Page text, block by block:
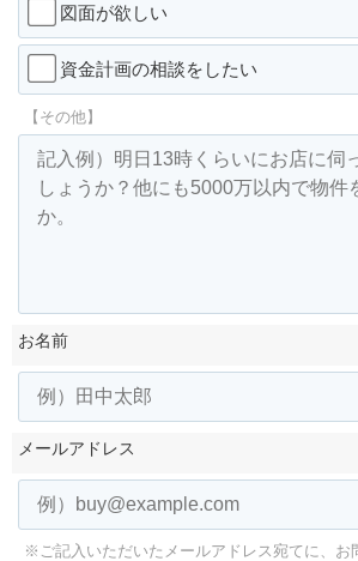
図面が欲しい
資金計画の相談をしたい
【その他】
お名前
メールアドレス
※ご記入いただいたメールアドレス宛てに、お